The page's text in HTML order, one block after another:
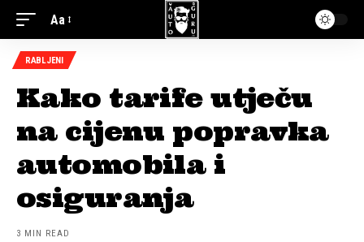
Aa
RABLJENI
Kako tarife utječu
na cijenu popravka
automobila i
osiguranja
3 MIN READ